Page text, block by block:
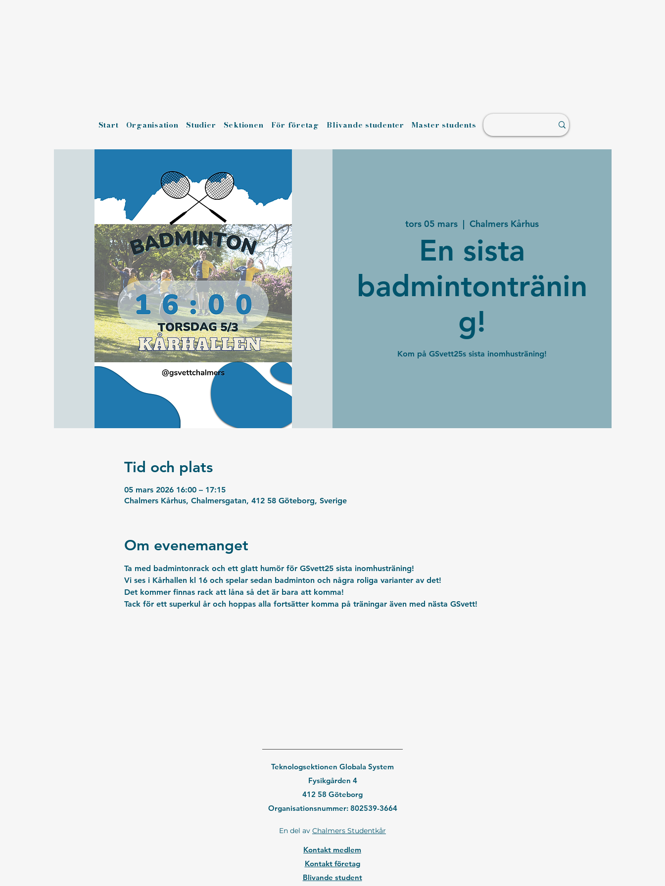
Start Organisation Studier Sektionen För företag Blivande studenter Master students
tors 05 mars
  |
Chalmers Kårhus
En sista
badmintontränin
g!
Kom på GSvett25s sista inomhusträning!
Tid och plats
05 mars 2026 16:00 – 17:15
Chalmers Kårhus, Chalmersgatan, 412 58 Göteborg, Sverige
Om evenemanget
Ta med badmintonrack och ett glatt humör för GSvett25 sista inomhusträning!
Vi ses i Kårhallen kl 16 och spelar sedan badminton och några roliga varianter av det!
Det kommer finnas rack att låna så det är bara att komma!
Tack för ett superkul år och hoppas alla fortsätter komma på träningar även med nästa GSvett!
Teknologsektionen Globala System
Fysikgården 4
412 58 Göteborg
Organisationsnummer: 802539-3664
En del av Chalmers Studentkår
Kontakt medlem
Kontakt företag
Blivande student